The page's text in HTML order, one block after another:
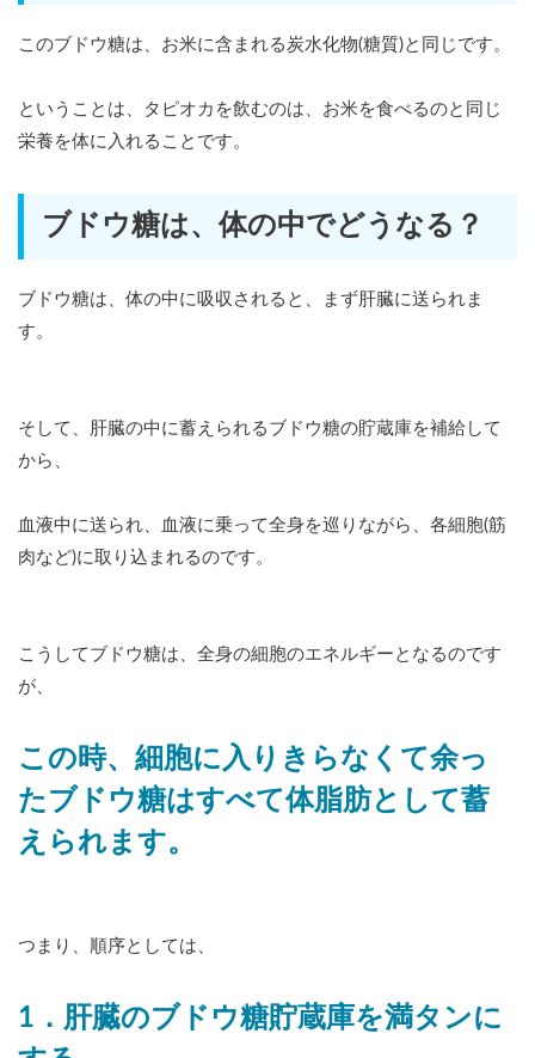
このブドウ糖は、お米に含まれる炭水化物(糖質)と同じです。
ということは、タピオカを飲むのは、お米を食べるのと同じ
栄養を体に入れることです。
ブドウ糖は、体の中でどうなる？
ブドウ糖は、体の中に吸収されると、まず肝臓に送られま
す。
そして、肝臓の中に蓄えられるブドウ糖の貯蔵庫を補給して
から、
血液中に送られ、血液に乗って全身を巡りながら、各細胞(筋
肉など)に取り込まれるのです。
こうしてブドウ糖は、全身の細胞のエネルギーとなるのです
が、
この時、細胞に入りきらなくて余っ
たブドウ糖はすべて体脂肪として蓄
えられます。
つまり、順序としては、
1．肝臓のブドウ糖貯蔵庫を満タンに